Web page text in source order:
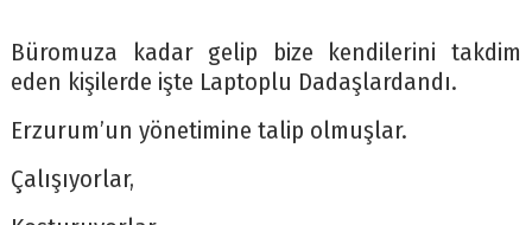
Büromuza kadar gelip bize kendilerini takdim
eden kişilerde işte Laptoplu Dadaşlardandı.
Erzurum’un yönetimine talip olmuşlar.
Çalışıyorlar,